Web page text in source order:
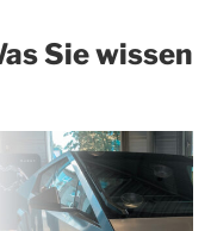
Sie wissen